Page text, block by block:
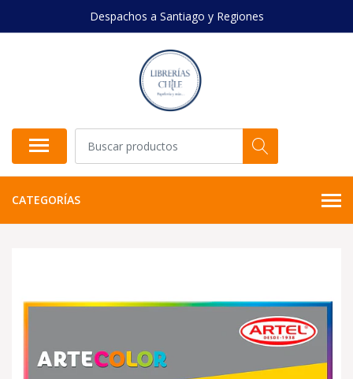
Despachos a Santiago y Regiones
CATEGORÍAS